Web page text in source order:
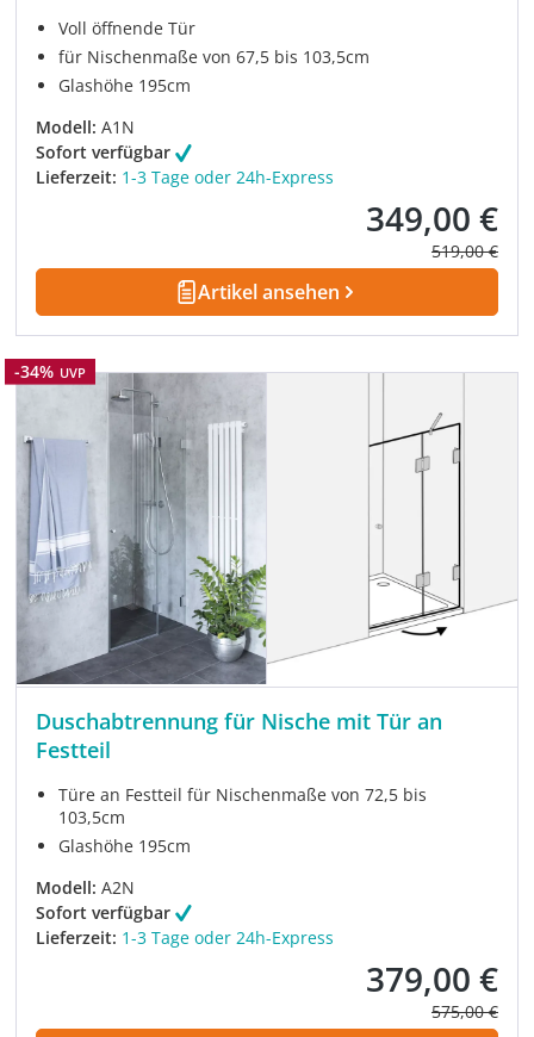
Voll öffnende Tür
für Nischenmaße von 67,5 bis 103,5cm
Glashöhe 195cm
Modell: A1N
Sofort verfügbar
Lieferzeit: 1-3 Tage oder 24h-Express
Verkaufspreis:
349,00 €
Regulärer
519,00 €
Artikel ansehen
Rabatt
-34% UVP
Duschabtrennung für Nische mit Tür an
Festteil
Türe an Festteil für Nischenmaße von 72,5 bis
103,5cm
Glashöhe 195cm
Modell: A2N
Sofort verfügbar
Lieferzeit: 1-3 Tage oder 24h-Express
Verkaufspreis:
379,00 €
Regulärer
575,00 €